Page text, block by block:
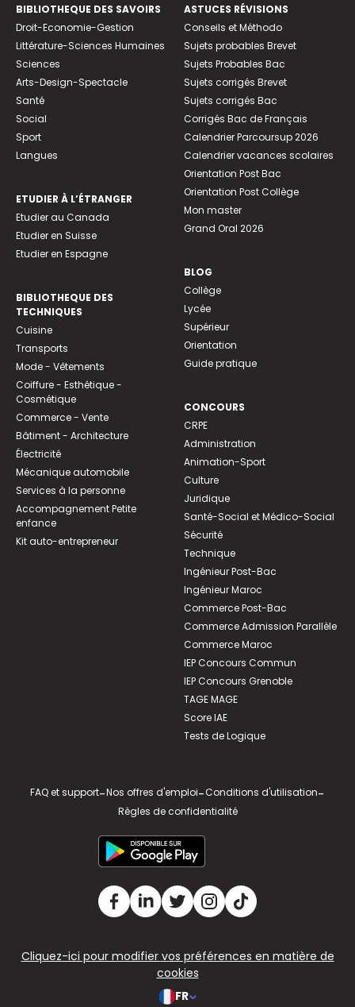
BIBLIOTHEQUE DES SAVOIRS
Droit-Economie-Gestion
Littérature-Sciences Humaines
Sciences
Arts-Design-Spectacle
Santé
Social
Sport
Langues
ETUDIER À L’ÉTRANGER
Etudier au Canada
Etudier en Suisse
Etudier en Espagne
BIBLIOTHEQUE DES
TECHNIQUES
Cuisine
Transports
Mode - Vêtements
Coiffure - Esthétique -
Cosmétique
Commerce - Vente
Bâtiment - Architecture
Électricité
Mécanique automobile
Services à la personne
Accompagnement Petite
enfance
Kit auto-entrepreneur
ASTUCES RÉVISIONS
Conseils et Méthodo
Sujets probables Brevet
Sujets Probables Bac
Sujets corrigés Brevet
Sujets corrigés Bac
Corrigés Bac de Français
Calendrier Parcoursup 2026
Calendrier vacances scolaires
Orientation Post Bac
Orientation Post Collège
Mon master
Grand Oral 2026
BLOG
Collège
Lycée
Supérieur
Orientation
Guide pratique
CONCOURS
CRPE
Administration
Animation-Sport
Culture
Juridique
Santé-Social et Médico-Social
Sécurité
Technique
Ingénieur Post-Bac
Ingénieur Maroc
Commerce Post-Bac
Commerce Admission Parallèle
Commerce Maroc
IEP Concours Commun
IEP Concours Grenoble
TAGE MAGE
Score IAE
Tests de Logique
FAQ et support-Nos offres d'emploi-Conditions d'utilisation-
Règles de confidentialité
Cliquez-ici pour modifier vos préférences en matière de
cookies
FR